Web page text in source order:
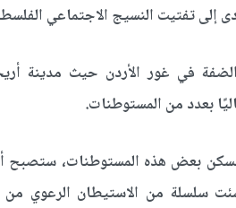
إلى تفتيت النسيج الاجتماعي
في غور الأردن حيث مدينة
بعدد من المستوطنات.
بعض هذه المستوطنات، ستصبح
سلسلة من الاستيطان الرعوي